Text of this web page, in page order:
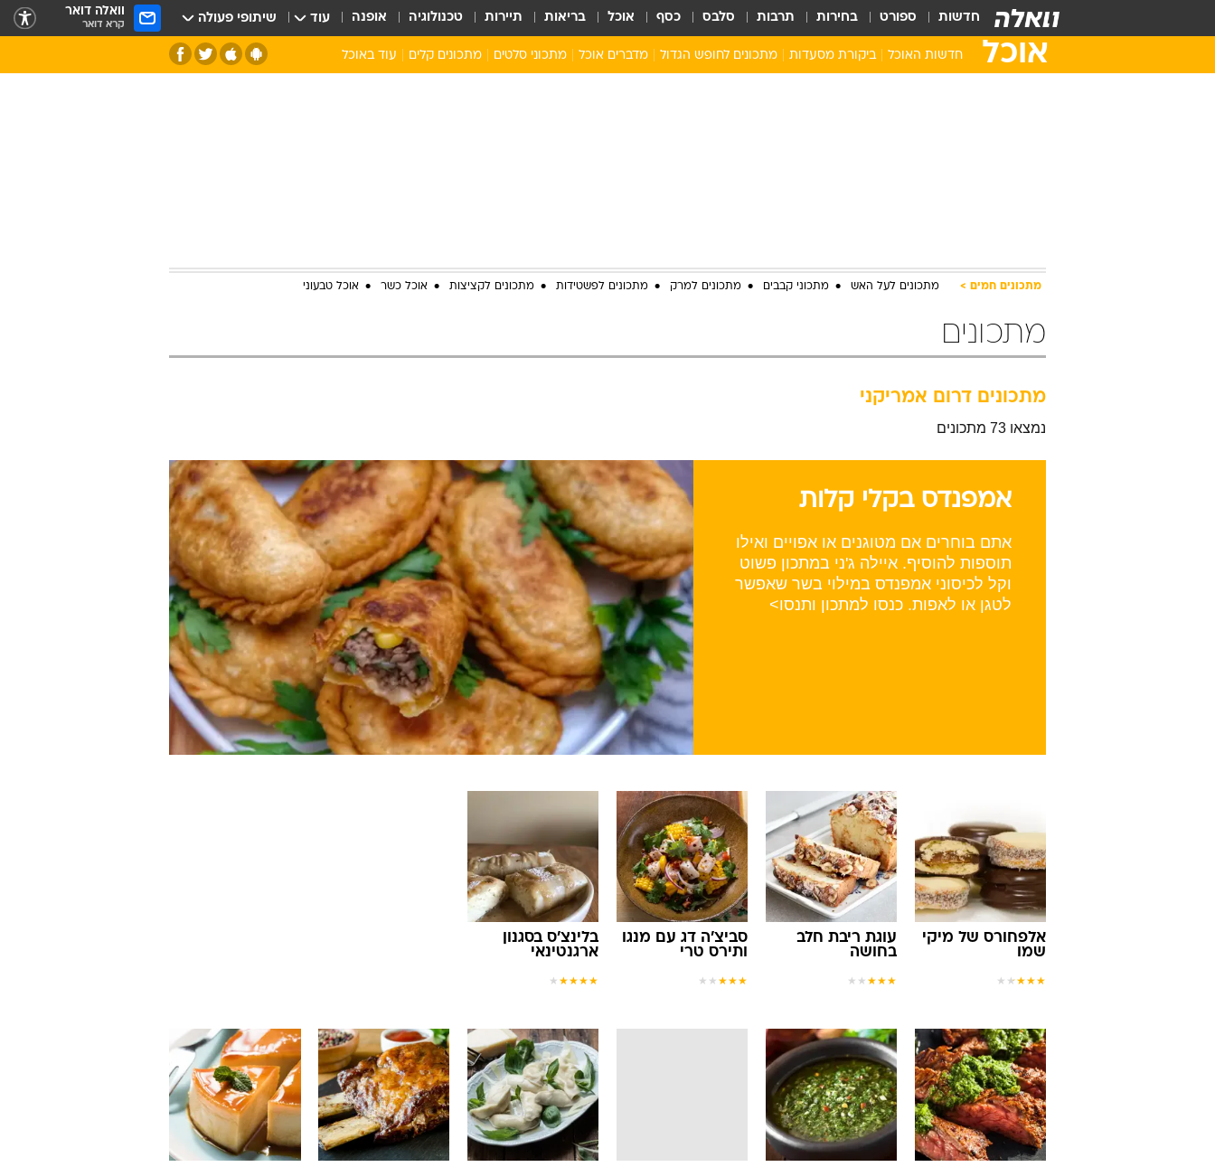
חדשות ספורט בחירות תרבות סלבס כסף אוכל בריאות תיירות טכנולוגיה אופנה עוד שיתופי פעולה וואלה דואר
קרא דואר
אוכל חדשות האוכל ביקורת מסעדות מתכונים לחופש הגדול מדברים אוכל מתכוני סלטים מתכונים קלים עוד באוכל
מתכונים חמים מתכונים לעל האש מתכוני קבבים מתכונים למרק מתכונים לפשטידות מתכונים לקציצות אוכל כשר אוכל טבעוני
מתכונים
מתכונים דרום אמריקני
נמצאו 73 מתכונים
אמפנדס בקלי קלות
אתם בוחרים אם מטוגנים או אפויים ואילו
תוספות להוסיף. איילה ג'ני במתכון פשוט
וקל לכיסוני אמפנדס במילוי בשר שאפשר
לטגן או לאפות. כנסו למתכון ותנסו>
אלפחורס של מיקי
שמו
★
★
★
★
★
עוגת ריבת חלב
בחושה
★
★
★
★
★
סביצ'ה דג עם מנגו
ותירס טרי
★
★
★
★
★
בלינצ'ס בסגנון
ארגנטינאי
★
★
★
★
★